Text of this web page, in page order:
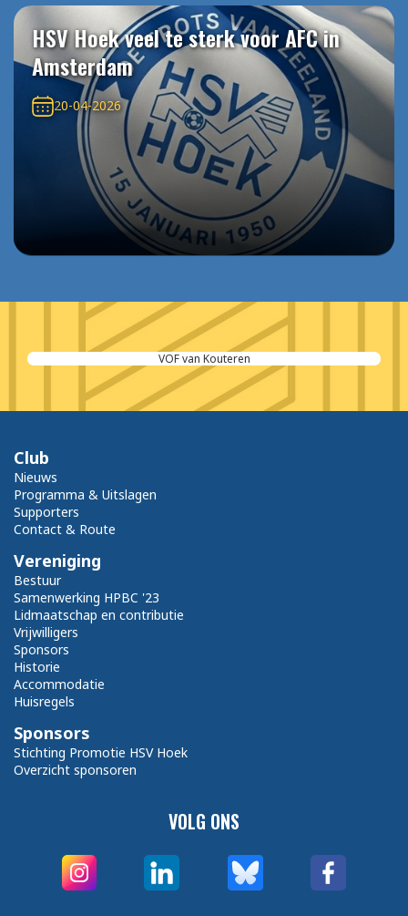
HSV Hoek veel te sterk voor AFC in
Amsterdam
20-04-2026
VOF van Kouteren
VOLG ONS
Club
Nieuws
Programma & Uitslagen
Supporters
Contact & Route
Vereniging
Bestuur
Samenwerking HPBC '23
Lidmaatschap en contributie
Vrijwilligers
Sponsors
Historie
Accommodatie
Huisregels
Sponsors
Stichting Promotie HSV Hoek
Overzicht sponsoren